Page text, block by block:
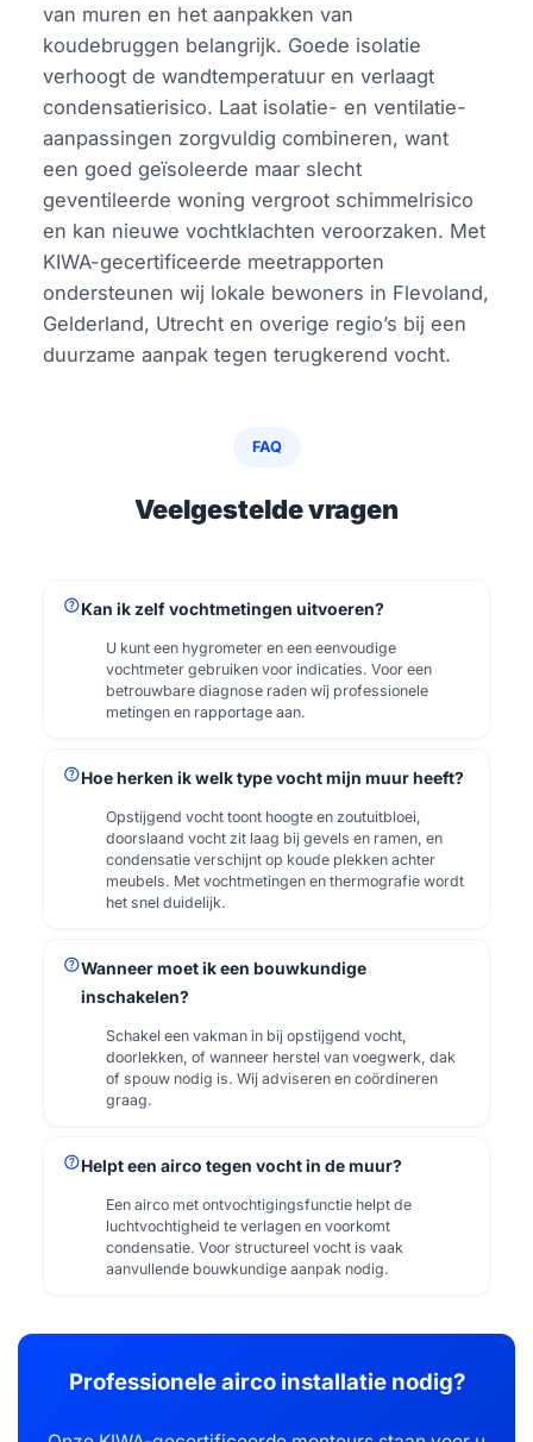
van muren en het aanpakken van
koudebruggen belangrijk. Goede isolatie
verhoogt de wandtemperatuur en verlaagt
condensatierisico. Laat isolatie- en ventilatie-
aanpassingen zorgvuldig combineren, want
een goed geïsoleerde maar slecht
geventileerde woning vergroot schimmelrisico
en kan nieuwe vochtklachten veroorzaken. Met
KIWA-gecertificeerde meetrapporten
ondersteunen wij lokale bewoners in Flevoland,
Gelderland, Utrecht en overige regio’s bij een
duurzame aanpak tegen terugkerend vocht.
FAQ
Veelgestelde vragen
helpKan ik zelf vochtmetingen uitvoeren?
U kunt een hygrometer en een eenvoudige
vochtmeter gebruiken voor indicaties. Voor een
betrouwbare diagnose raden wij professionele
metingen en rapportage aan.
helpHoe herken ik welk type vocht mijn muur heeft?
Opstijgend vocht toont hoogte en zoutuitbloei,
doorslaand vocht zit laag bij gevels en ramen, en
condensatie verschijnt op koude plekken achter
meubels. Met vochtmetingen en thermografie wordt
het snel duidelijk.
helpWanneer moet ik een bouwkundige
inschakelen?
Schakel een vakman in bij opstijgend vocht,
doorlekken, of wanneer herstel van voegwerk, dak
of spouw nodig is. Wij adviseren en coördineren
graag.
helpHelpt een airco tegen vocht in de muur?
Een airco met ontvochtigingsfunctie helpt de
luchtvochtigheid te verlagen en voorkomt
condensatie. Voor structureel vocht is vaak
aanvullende bouwkundige aanpak nodig.
Professionele airco installatie nodig?